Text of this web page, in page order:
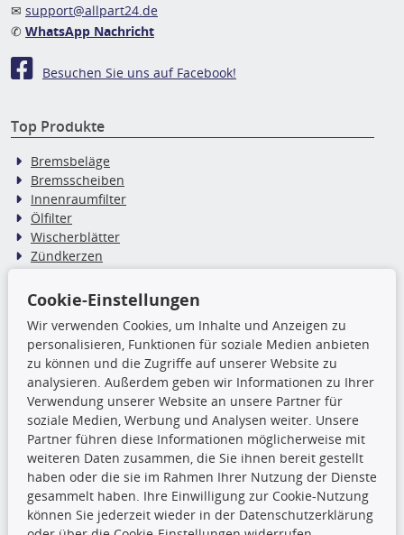
✉ support@allpart24.de
✆ WhatsApp Nachricht
Besuchen Sie uns auf Facebook!
Top Produkte
Bremsbeläge
Bremsscheiben
Innenraumfilter
Ölfilter
Wischerblätter
Zündkerzen
TecDoc Inside
Die hier angezeigten Daten,
insbesondere die gesamte Datenbank,
dürfen nicht kopiert werden. Es ist zu
unterlassen, die Daten oder die gesamte Datenbank ohne
vorherige Zustimmung TecDocs zu vervielfältigen, zu
verbreiten und/oder diese Handlungen durch Dritte ausführen
zu lassen. Ein Zuwiderhandeln stellt eine
Urheberrechtsverletzung dar und wird verfolgt.
Ronny’s Newsletter
Cookie-Einstellungen
Wir verwenden Cookies, um Inhalte und Anzeigen zu
personalisieren, Funktionen für soziale Medien anbieten
zu können und die Zugriffe auf unserer Website zu
analysieren. Außerdem geben wir Informationen zu Ihrer
Verwendung unserer Website an unsere Partner für
soziale Medien, Werbung und Analysen weiter. Unsere
Partner führen diese Informationen möglicherweise mit
weiteren Daten zusammen, die Sie ihnen bereit gestellt
haben oder die sie im Rahmen Ihrer Nutzung der Dienste
gesammelt haben. Ihre Einwilligung zur Cookie-Nutzung
können Sie jederzeit wieder in der Datenschutzerklärung